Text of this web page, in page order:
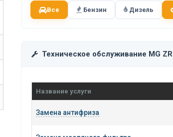
Все Бензин Дизель
Техническое обслуживание MG ZR
Название услуги
Замена антифриза